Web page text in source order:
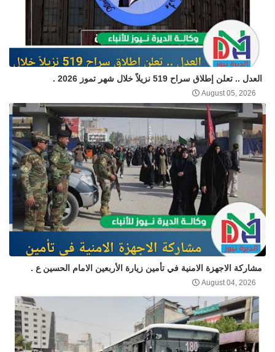
العدل .. تعلن إطلاق سراح 519 نزيلاً خلال شهر تموز 2026 .
August 05, 2026
مشاركة الاجهزة الامنية في تأمين زيارة الأربعين الامام الحسين ع .
August 04, 2026